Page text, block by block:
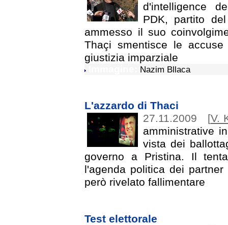
d'intelligence
PDK, partito
ammesso il suo
Thaçi smentisce le
giustizia imparziale
Nazim Bllaca
L'azzardo di Thaci
27.11.2009
[V.
amministrative
vista dei
governo a Pristina. Il
l'agenda politica dei
però rivelato fallimentare
Test elettorale